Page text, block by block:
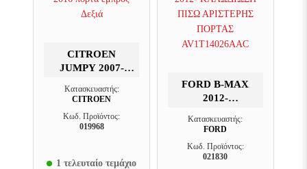
CITROEN
JUMPY 2007-
ΕΜΠΡΌΣ ΔΕΞΙΆ
Κατασκευαστής:
CITROEN
Κωδ. Προϊόντος:
019968
1 τελευταίο τεμάχιο
FORD B-MAX
2012-
ΠΙΣΩ
ΠΟΡΤΑΣ
Κατασκευαστής:
FORD
Κωδ. Προϊόντος:
021830